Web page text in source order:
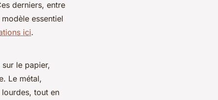
derniers, entre
essentiel
ici.
le papier,
Le métal,
tout en